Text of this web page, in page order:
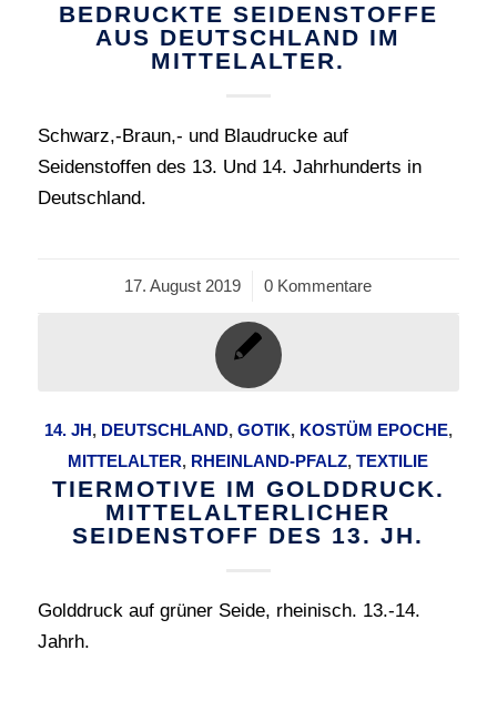
BEDRUCKTE SEIDENSTOFFE
AUS DEUTSCHLAND IM
MITTELALTER.
Schwarz,-Braun,- und Blaudrucke auf
Seidenstoffen des 13. Und 14. Jahrhunderts in
Deutschland.
17. August 2019
/ 0 Kommentare
14. JH, DEUTSCHLAND, GOTIK, KOSTÜM EPOCHE,
MITTELALTER, RHEINLAND-PFALZ,TEXTILIE
TIERMOTIVE IM GOLDDRUCK.
MITTELALTERLICHER
SEIDENSTOFF DES 13. JH.
Golddruck auf grüner Seide, rheinisch. 13.-14.
Jahrh.